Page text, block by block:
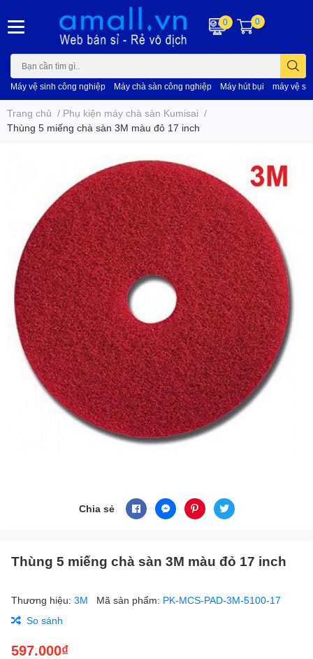
Máy vệ sinh công nghiệp Máy chà sàn công nghiệp Máy hút bụi máy vệ
0 0
Trang chủ / Phụ kiện máy chà sàn Kumisai /
Thùng 5 miếng chà sàn 3M màu đỏ 17 inch
Chia sẻ
Thùng 5 miếng chà sàn 3M màu đỏ 17 inch
Thương hiệu: 3M Mã sản phẩm: PK-MCS-PAD-3M-5100-17
So sánh
597.000₫